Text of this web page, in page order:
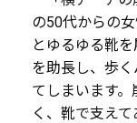
の50代からの
とゆるゆる靴
を助長し、歩
てしまいます
く、靴で支え